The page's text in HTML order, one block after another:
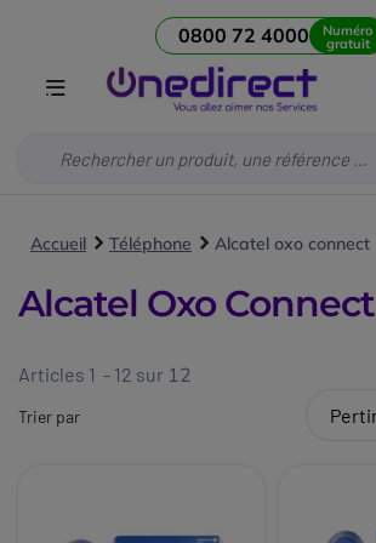
0800 72 4000 Numéro
gratuit
Accueil Téléphone Alcatel oxo connect
Alcatel Oxo Connect
Articles 1 - 12 sur 12
Trier par